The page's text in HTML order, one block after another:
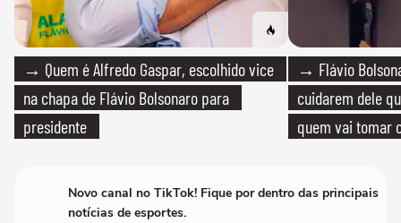
→ Quem é Alfredo Gaspar, escolhido vice
na chapa de Flávio Bolsonaro para
presidente
→ Flávio
cuidarem dele
quem vai tomar
Novo canal no TikTok! Fique por dentro das principais
notícias de esportes.